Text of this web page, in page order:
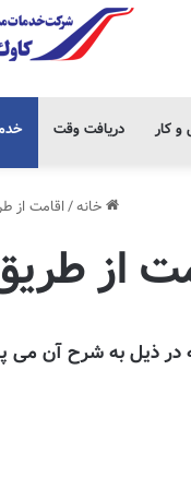
کار دریافت وقت
خانه/اقامت از
از
در ذیل به شرح آن می